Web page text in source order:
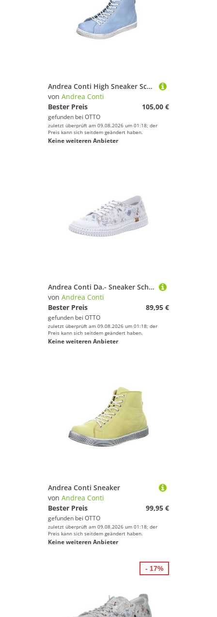
Andrea Conti High Sneaker Schnürschuh
von Andrea Conti
Bester Preis
105,00 €
gefunden bei OTTO
zuletzt überprüft am 09.08.2026 um 01:18; der
Preis kann sich seitdem geändert haben.
Keine weiteren Anbieter
Andrea Conti Da.- Sneaker Schnürschuh
von Andrea Conti
Bester Preis
89,95 €
gefunden bei OTTO
zuletzt überprüft am 09.08.2026 um 01:18; der
Preis kann sich seitdem geändert haben.
Keine weiteren Anbieter
Andrea Conti Sneaker
von Andrea Conti
Bester Preis
99,95 €
gefunden bei OTTO
zuletzt überprüft am 09.08.2026 um 01:18; der
Preis kann sich seitdem geändert haben.
Keine weiteren Anbieter
- 17%